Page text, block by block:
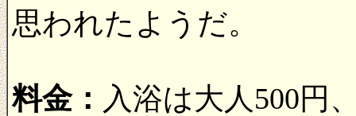
思われたようだ。
料金： 入浴は大人500円